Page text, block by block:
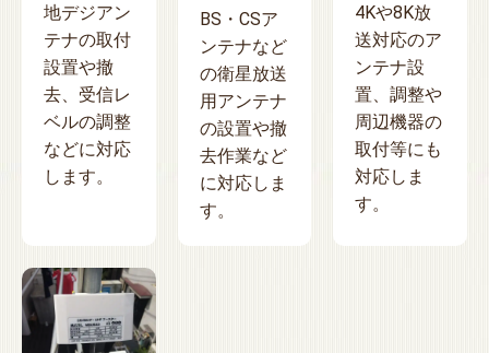
地デジアン
テナの取付
設置や撤
去、受信レ
ベルの調整
などに対応
します。
BS・CSア
ンテナなど
の衛星放送
用アンテナ
の設置や撤
去作業など
に対応しま
す。
4Kや8K放
送対応のア
ンテナ設
置、調整や
周辺機器の
取付等にも
対応しま
す。